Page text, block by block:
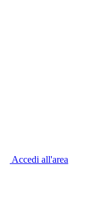
Accedi all'area